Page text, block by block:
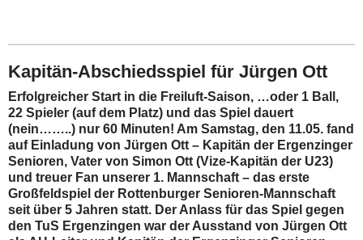
Kapitän-Abschiedsspiel für Jürgen Ott
Erfolgreicher Start in die Freiluft-Saison, …oder 1 Ball,
22 Spieler (auf dem Platz) und das Spiel dauert
(nein……..) nur 60 Minuten! Am Samstag, den 11.05. fand
auf Einladung von Jürgen Ott – Kapitän der Ergenzinger
Senioren, Vater von Simon Ott (Vize-Kapitän der U23)
und treuer Fan unserer 1. Mannschaft – das erste
Großfeldspiel der Rottenburger Senioren-Mannschaft
seit über 5 Jahren statt. Der Anlass für das Spiel gegen
den TuS Ergenzingen war der Ausstand von Jürgen Ott